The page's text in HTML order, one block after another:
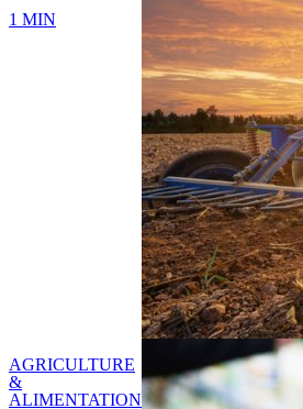
1 MIN
AGRICULTURE
&
ALIMENTATION